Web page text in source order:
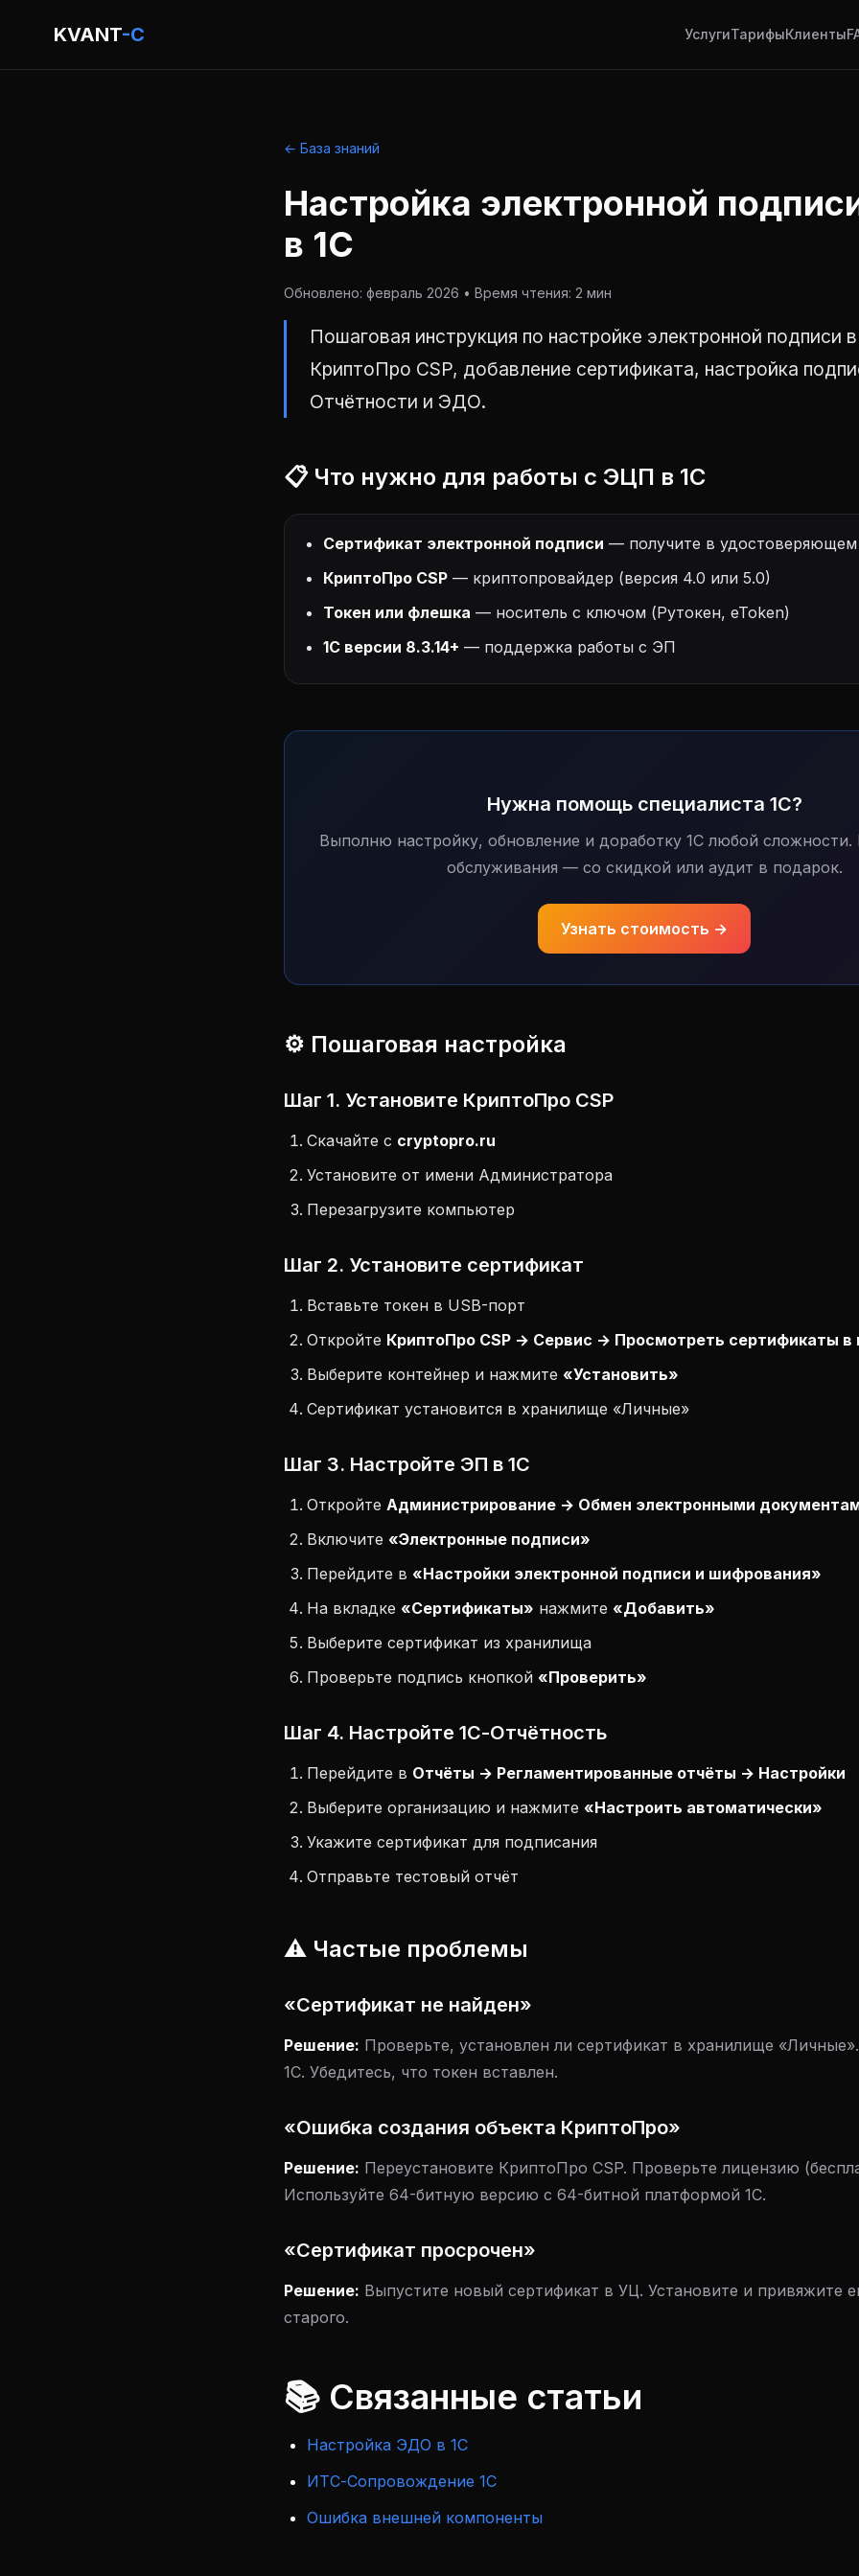
KVANT-C УслугиТарифыКлиенты
← База знаний
Настройка электронной
в 1С
Обновлено: февраль 2026 • Время чтения: 2 мин
Пошаговая инструкция по настройке электронной подписи
КриптоПро CSP, добавление сертификата, настройка
Отчётности и ЭДО.
📋 Что нужно для работы с ЭЦП в 1С
Сертификат электронной подписи — получите в удостоверяющем
КриптоПро CSP — криптопровайдер (версия 4.0 или 5.0)
Токен или флешка — носитель с ключом (Рутокен, eToken)
1С версии 8.3.14+ — поддержка работы с ЭП
Нужна помощь специалиста 1С?
Выполню настройку, обновление и доработку 1С любой
обслуживания — со скидкой или аудит в подарок.
Узнать стоимость →
⚙️ Пошаговая настройка
Шаг 1. Установите КриптоПро CSP
Скачайте с cryptopro.ru
Установите от имени Администратора
Перезагрузите компьютер
Шаг 2. Установите сертификат
Вставьте токен в USB-порт
Откройте КриптоПро CSP → Сервис → Просмотреть сертификаты в
Выберите контейнер и нажмите «Установить»
Сертификат установится в хранилище «Личные»
Шаг 3. Настройте ЭП в 1С
Откройте Администрирование → Обмен электронными
Включите «Электронные подписи»
Перейдите в «Настройки электронной подписи и шифрования»
На вкладке «Сертификаты» нажмите «Добавить»
Выберите сертификат из хранилища
Проверьте подпись кнопкой «Проверить»
Шаг 4. Настройте 1С-Отчётность
Перейдите в Отчёты → Регламентированные отчёты → Настройки
Выберите организацию и нажмите «Настроить автоматически»
Укажите сертификат для подписания
Отправьте тестовый отчёт
⚠️ Частые проблемы
«Сертификат не найден»
Решение: Проверьте, установлен ли сертификат в хранилище
1С. Убедитесь, что токен вставлен.
«Ошибка создания объекта КриптоПро»
Решение: Переустановите КриптоПро CSP. Проверьте лицензию
Используйте 64-битную версию с 64-битной платформой 1С.
«Сертификат просрочен»
Решение: Выпустите новый сертификат в УЦ. Установите и привяжите
старого.
📚 Связанные статьи
Настройка ЭДО в 1С
ИТС-Сопровождение 1С
Ошибка внешней компоненты